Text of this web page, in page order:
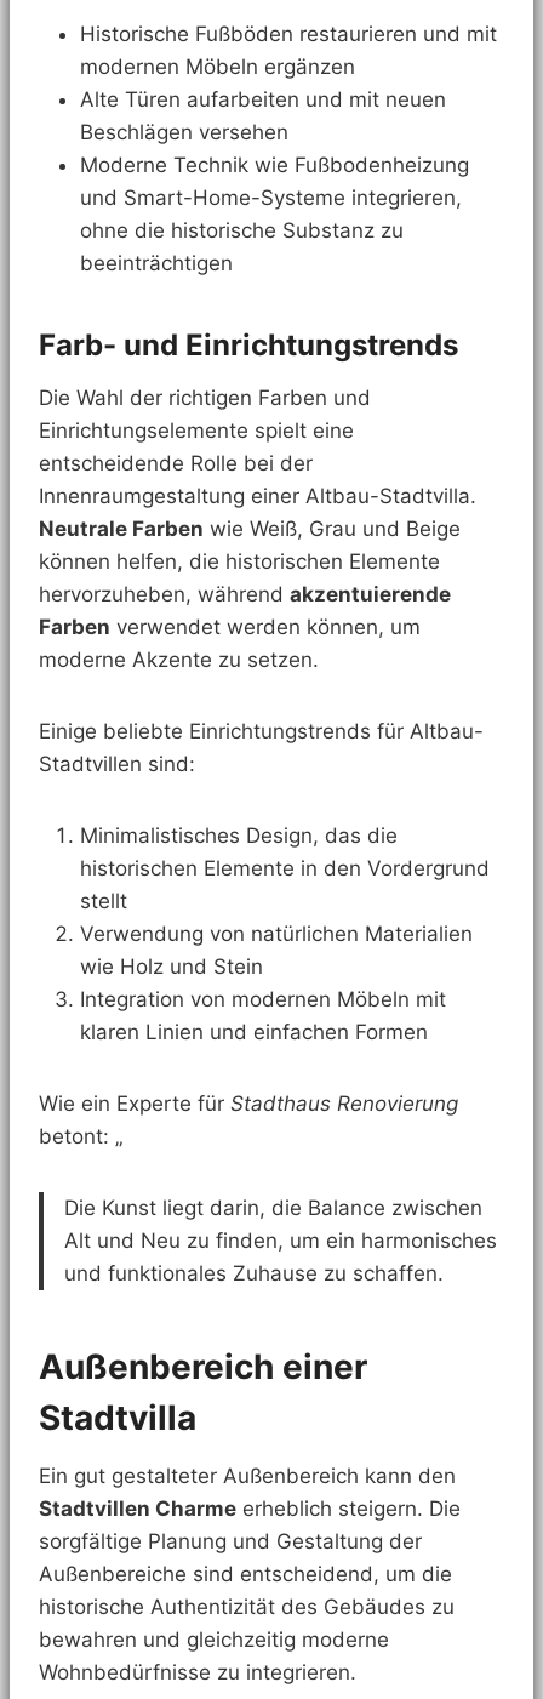
Historische Fußböden restaurieren und mit
modernen Möbeln ergänzen
Alte Türen aufarbeiten und mit neuen
Beschlägen versehen
Moderne Technik wie Fußbodenheizung
und Smart-Home-Systeme integrieren,
ohne die historische Substanz zu
beeinträchtigen
Farb- und Einrichtungstrends
Die Wahl der richtigen Farben und
Einrichtungselemente spielt eine
entscheidende Rolle bei der
Innenraumgestaltung einer Altbau-Stadtvilla.
Neutrale Farben wie Weiß, Grau und Beige
können helfen, die historischen Elemente
hervorzuheben, während akzentuierende
Farben verwendet werden können, um
moderne Akzente zu setzen.
Einige beliebte Einrichtungstrends für Altbau-
Stadtvillen sind:
Minimalistisches Design, das die
historischen Elemente in den Vordergrund
stellt
Verwendung von natürlichen Materialien
wie Holz und Stein
Integration von modernen Möbeln mit
klaren Linien und einfachen Formen
Wie ein Experte für Stadthaus Renovierung
betont: „
Die Kunst liegt darin, die Balance zwischen
Alt und Neu zu finden, um ein harmonisches
und funktionales Zuhause zu schaffen.
Außenbereich einer
Stadtvilla
Ein gut gestalteter Außenbereich kann den
Stadtvillen Charme erheblich steigern. Die
sorgfältige Planung und Gestaltung der
Außenbereiche sind entscheidend, um die
historische Authentizität des Gebäudes zu
bewahren und gleichzeitig moderne
Wohnbedürfnisse zu integrieren.